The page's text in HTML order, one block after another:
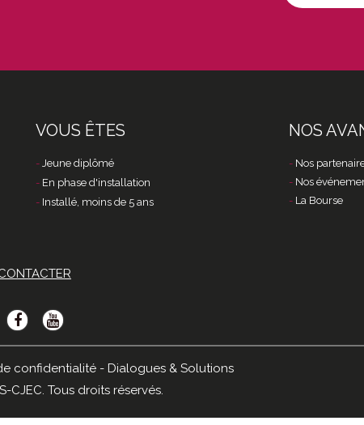
VOUS ÊTES
Jeune diplômé
En phase d'installation
Installé, moins de 5 ans
NOS
Nos
Nos
La Bourse
confidentialité - Dialogues & Solutions
CJEC. Tous droits réservés.